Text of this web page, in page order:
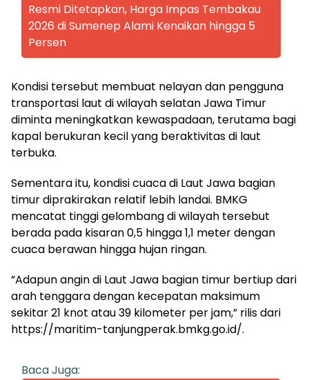
Resmi Ditetapkan, Harga Impas Tembakau
2026 di Sumenep Alami Kenaikan hingga 5
Persen
Kondisi tersebut membuat nelayan dan pengguna
transportasi laut di wilayah selatan Jawa Timur
diminta meningkatkan kewaspadaan, terutama bagi
kapal berukuran kecil yang beraktivitas di laut
terbuka.
Sementara itu, kondisi cuaca di Laut Jawa bagian
timur diprakirakan relatif lebih landai. BMKG
mencatat tinggi gelombang di wilayah tersebut
berada pada kisaran 0,5 hingga 1,1 meter dengan
cuaca berawan hingga hujan ringan.
”Adapun angin di Laut Jawa bagian timur bertiup dari
arah tenggara dengan kecepatan maksimum
sekitar 21 knot atau 39 kilometer per jam,” rilis dari
https://maritim-tanjungperak.bmkg.go.id/.
Baca Juga: